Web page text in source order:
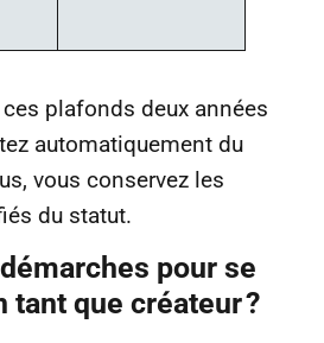
plafonds deux années
automatiquement du
vous conservez les
du statut.
pour se
tant que créateur ?